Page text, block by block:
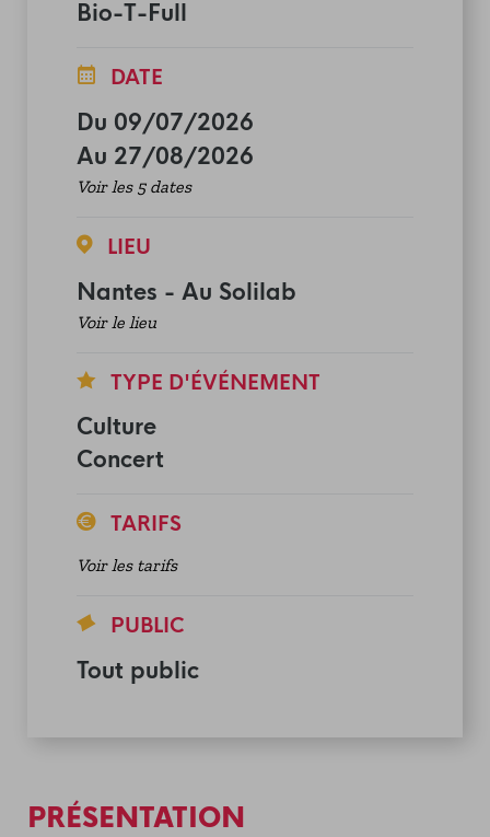
Bio-T-Full
DATE
Du 09/07/2026
Au 27/08/2026
Voir les 5 dates
LIEU
Nantes - Au Solilab
Voir le lieu
TYPE D'ÉVÉNEMENT
Culture
Concert
TARIFS
Voir les tarifs
PUBLIC
Tout public
PRÉSENTATION